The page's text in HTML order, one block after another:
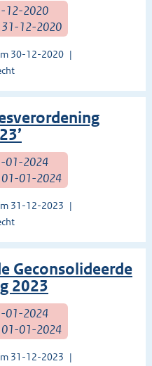
12-2020
31-12-2020
30-12-2020
01-2024
01-01-2024
31-12-2023
Geconsolideerde
2023
01-2024
01-01-2024
31-12-2023